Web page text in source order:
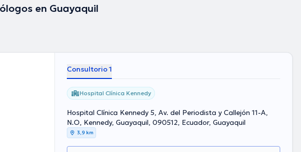
en Guayaquil
Consultorio 1
Hospital Clínica Kennedy
Hospital Clínica Kennedy 5, Av. del Periodista y Callejón 11-A,
N.O, Kennedy, Guayaquil, 090512, Ecuador, Guayaquil
3,9 km